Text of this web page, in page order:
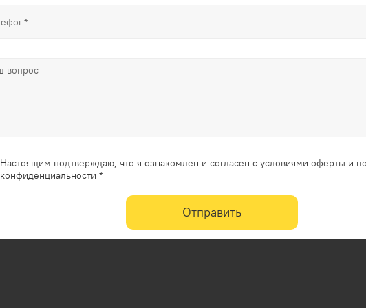
Настоящим подтверждаю, что я ознакомлен и согласен с условиями оферты и
конфиденциальности *
Отправить